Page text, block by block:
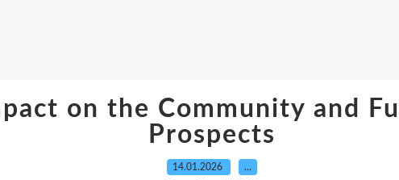
on the Community and
Prospects
14.01.2026 …